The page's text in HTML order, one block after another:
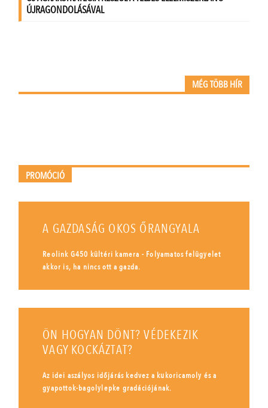
MÉG TÖBB HÍR
PROMÓCIÓ
A GAZDASÁG OKOS ŐRANGYALA
Reolink G450 kültéri kamera - Folyamatos felügyelet
akkor is, ha nincs ott a gazda.
ÖN HOGYAN DÖNT? VÉDEKEZIK
VAGY KOCKÁZTAT?
Az idei aszályos időjárás kedvez a kukoricamoly és a
gyapottok-bagolylepke gradációjának.